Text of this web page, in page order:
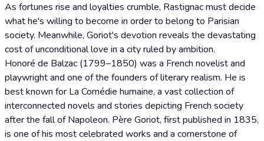
As fortunes rise and loyalties crumble, Rastignac must decide
what he's willing to become in order to belong to Parisian
society. Meanwhile, Goriot's devotion reveals the devastating
cost of unconditional love in a city ruled by ambition.
Honoré de Balzac (1799–1850) was a French novelist and
playwright and one of the founders of literary realism. He is
best known for La Comédie humaine, a vast collection of
interconnected novels and stories depicting French society
after the fall of Napoleon. Père Goriot, first published in 1835,
is one of his most celebrated works and a cornerstone of